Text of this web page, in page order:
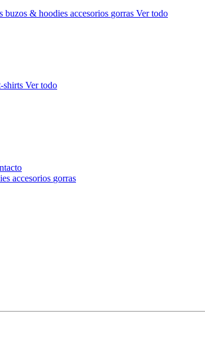
buzos & hoodies accesorios gorras Ver todo
shirts Ver todo
accesorios gorras